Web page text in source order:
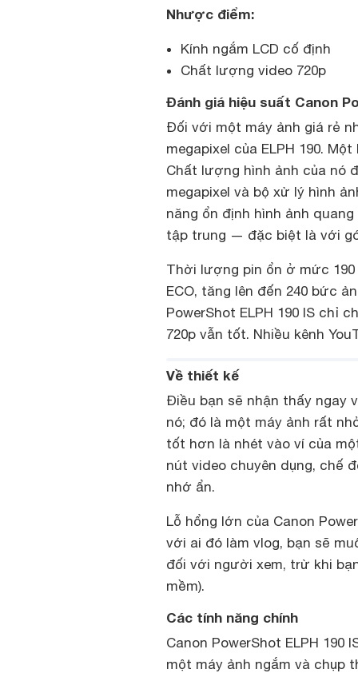
Nhược điểm:
Kính ngắm LCD cố định
Chất lượng video 720p
Đánh giá hiệu suất Canon
Đối với một máy ảnh giá rẻ
megapixel của ELPH 190.
Chất lượng hình ảnh của nó
megapixel và bộ xử lý hình
năng ổn định hình ảnh
tập trung — đặc biệt là với
Thời lượng pin ổn ở mức
ECO, tăng lên đến 240 bức
PowerShot ELPH 190 IS chỉ
720p vẫn tốt. Nhiều kênh
Về thiết kế
Điều bạn sẽ nhận thấy ngay
nó; đó là một máy ảnh rất
tốt hơn là nhét vào ví của
nút video chuyên dụng, chế
nhớ ẩn.
Lỗ hổng lớn của Canon
với ai đó làm vlog, bạn sẽ
đối với người xem, trừ khi
mềm).
Các tính năng chính
Canon PowerShot ELPH
một máy ảnh ngắm và chụp